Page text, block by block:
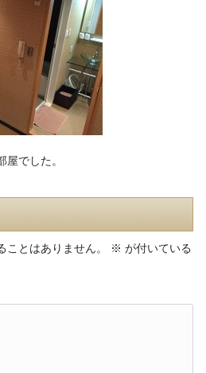
でした。
ことはありません。 ※ が付いている